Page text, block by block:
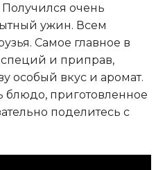
Получился очень
ужин. Всем
Самое главное в
специй и приправ,
особый вкус и аромат.
блюдо, приготовленное
поделитесь с